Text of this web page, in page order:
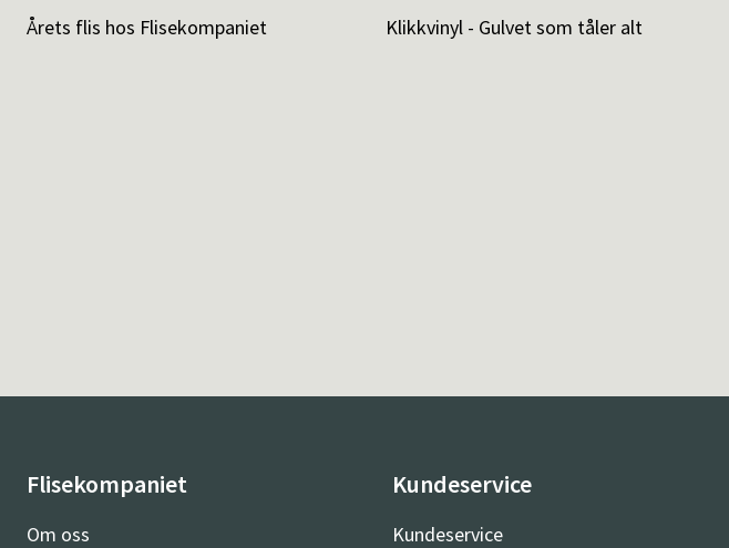
Årets flis hos Flisekompaniet Klikkvinyl - Gulvet som tåler alt
Flisekompaniet
Om oss
Kundeservice
Kundeservice